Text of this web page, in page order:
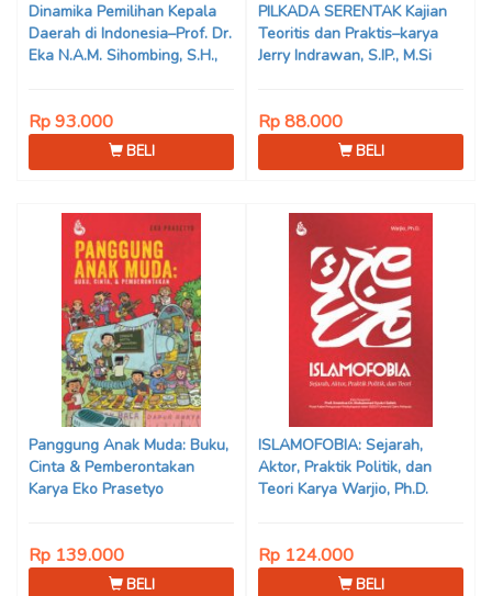
Dinamika Pemilihan Kepala
Daerah di Indonesia–Prof. Dr.
Eka N.A.M. Sihombing, S.H.,
Rp 93.000
BELI
PILKADA SERENTAK Kajian
Teoritis dan Praktis–karya
Jerry Indrawan, S.IP., M.Si
Rp 88.000
BELI
Panggung Anak Muda: Buku,
Cinta & Pemberontakan
Karya Eko Prasetyo
Rp 139.000
BELI
ISLAMOFOBIA: Sejarah,
Aktor, Praktik Politik, dan
Teori Karya Warjio, Ph.D.
Rp 124.000
BELI